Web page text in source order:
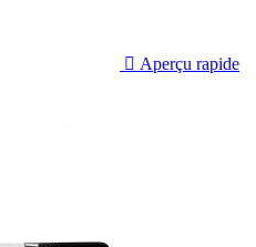
 Aperçu rapide